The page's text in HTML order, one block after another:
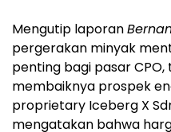
Mengutip laporan
pergerakan minyak
penting bagi pasar
membaiknya prospek
proprietary Iceberg X
mengatakan bahwa